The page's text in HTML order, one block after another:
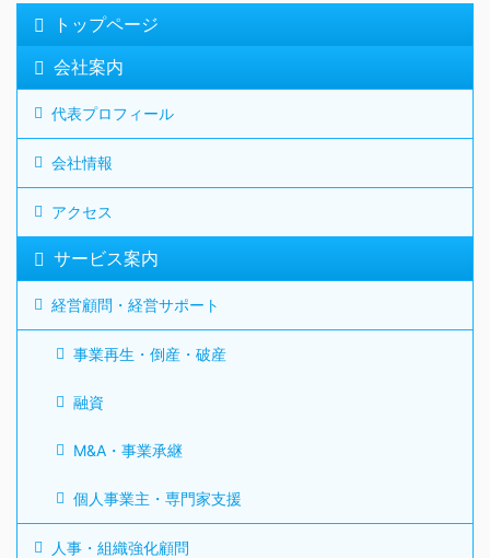
トップページ
会社案内
代表プロフィール
会社情報
アクセス
サービス案内
経営顧問・経営サポート
事業再生・倒産・破産
融資
M&A・事業承継
個人事業主・専門家支援
人事・組織強化顧問